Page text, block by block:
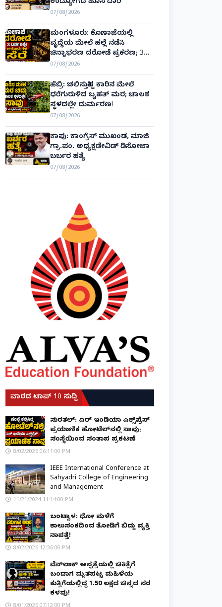
ಉದ್ಯೋಗದ ಹೊಸ ದಾರಿ
07/08/2026
ಮಂಗಳೂರು: ಕೊಣಾಜೆಯಲ್ಲಿ
ವೃದ್ಧೆಯ ಮೇಲೆ ಹಲ್ಲೆ ನಡೆಸಿ
ಚಿನ್ನಾಭರಣ ದರೋಡೆ ಪ್ರಕರಣ; 3
ದಿನಗಳಲ್ಲೇ ಆರೋಪಿಗಳ ಸೆರೆ!
07/08/2026
ಹೆಬ್ರಿ: ಚಲಿಸುತ್ತಿದ್ದ ಕಾರಿನ ಮೇಲೆ
ಧರೆಗುರುಳಿದ ಬೃಹತ್ ಮರ; ಚಾಲಕ
ಸ್ಥಳದಲ್ಲೇ ದುರ್ಮರಣ!
07/08/2026
ಕಾಪು: ಕಾಂಗ್ರೆಸ್ ಮುಖಂಡ, ಮಾಜಿ
ಗ್ರಾ.ಪಂ. ಅಧ್ಯಕ್ಷಡೇವಿಡ್ ಡಿಸೋಜಾ
ಬರ್ಬರ ಹತ್ಯೆ
07/08/2026
ವಾರದ ಟಾಪ್ 10 ಸುದ್ದಿ
ಸುರತ್ಕಲ್: ಏರ್ ಇಂಡಿಯಾ ಎಕ್ಸ್‌ಪ್ರೆಸ್
ಪ್ರಯಾಣಿಕ ಹೋಟೆಲ್‌ನಲ್ಲಿ ಸಾವು;
ಸಂಸ್ಥೆಯಿಂದ ಸಂತಾಪ ಪ್ರಕಟಣೆ
8/02/2026 06:11:00 PM
IEEE International Conference at
Sahyadri College of Engineering
and Management
11/21/2024 11:14:00 PM
ಬಂಟ್ವಾಳ: ಧೋ ಮಳೆಗೆ
ಕಾಲುಸಂಕದಿಂದ ತೋಡಿಗೆ ಬಿದ್ದು ವ್ಯಕ್ತಿ
ನಾಪತ್ತೆ!
8/02/2026 12:36:00 PM
ವೆನ್‌ಲಾಕ್ ಆಸ್ಪತ್ರೆಯಲ್ಲಿ ಚಿಕಿತ್ಸೆಗೆ
ಬಂದಾಗ ಮೃತಪಟ್ಟ ಮಹಿಳೆಯ
ಕುತ್ತಿಗೆಯಲ್ಲಿದ್ದ ₹1.50 ಲಕ್ಷದ ಚಿನ್ನದ ಸರ
ಕಳವು!
8/01/2026 07:12:00 PM